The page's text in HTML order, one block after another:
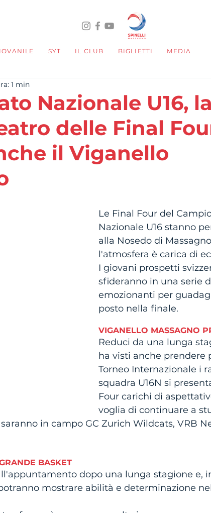
SYT IL CLUB BIGLIETTI MEDIA
Nazionale U16,
delle Final
il Viganello
1 min
5.
Le Final Four del
Nazionale U16 stanno
alla Nosedo di
l'atmosfera è carica di
I giovani prospetti
sfideranno in una serie
emozionanti per
posto nella finale.
VIGANELLO MASSAGNO
Reduci da una lunga
ha visti anche prendere
Torneo Internazionale i
squadra U16N si
Four carichi di
voglia di continuare a
in campo GC Zurich Wildcats, VRB
BASKET
dopo una lunga stagione e,
mostrare abilità e determinazione